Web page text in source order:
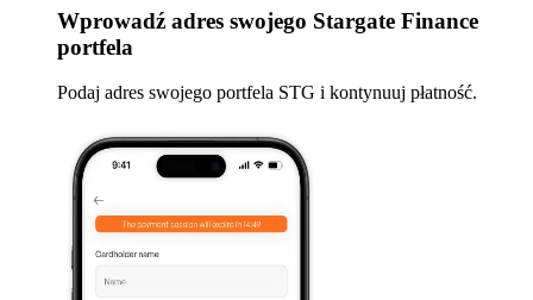
Wprowadź adres swojego Stargate Finance
portfela
Podaj adres swojego portfela STG i kontynuuj płatność.